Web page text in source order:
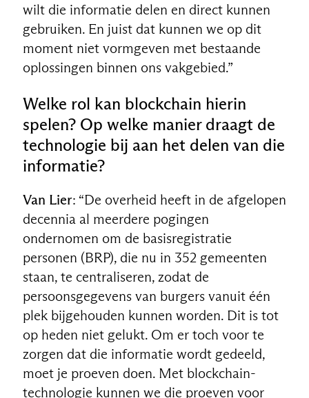
wilt die informatie delen en direct kunnen
gebruiken. En juist dat kunnen we op dit
moment niet vormgeven met bestaande
oplossingen binnen ons vakgebied.”
Welke rol kan blockchain hierin
spelen? Op welke manier draagt de
technologie bij aan het delen van die
informatie?
Van Lier: “De overheid heeft in de afgelopen
decennia al meerdere pogingen
ondernomen om de basisregistratie
personen (BRP), die nu in 352 gemeenten
staan, te centraliseren, zodat de
persoonsgegevens van burgers vanuit één
plek bijgehouden kunnen worden. Dit is tot
op heden niet gelukt. Om er toch voor te
zorgen dat die informatie wordt gedeeld,
moet je proeven doen. Met blockchain-
technologie kunnen we die proeven voor